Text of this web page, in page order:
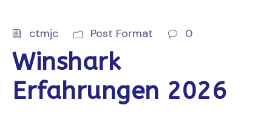
ctmjc Post Format 0
Winshark
Erfahrungen 2026